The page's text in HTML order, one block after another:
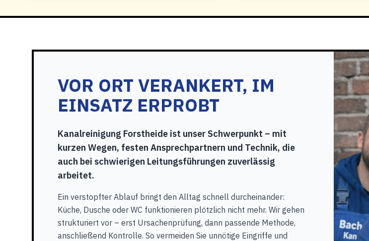
VOR ORT VERANKERT, IM
EINSATZ ERPROBT
Kanalreinigung Forstheide ist unser Schwerpunkt – mit
kurzen Wegen, festen Ansprechpartnern und Technik, die
auch bei schwierigen Leitungsführungen zuverlässig
arbeitet.
Ein verstopfter Ablauf bringt den Alltag schnell durcheinander:
Küche, Dusche oder WC funktionieren plötzlich nicht mehr. Wir gehen
strukturiert vor – erst Ursachenprüfung, dann passende Methode,
anschließend Kontrolle. So vermeiden Sie unnötige Eingriffe und